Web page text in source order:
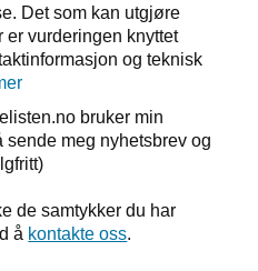
Det som kan utgjøre
er vurderingen knyttet
og teknisk
bruker min
sende meg nyhetsbrev og
de samtykker du har
å kontakte oss.